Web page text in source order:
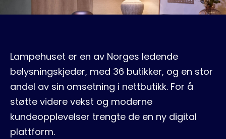
Lampehuset er en av Norges ledende
belysningskjeder, med 36 butikker, og en stor
andel av sin omsetning i nettbutikk. For å
støtte videre vekst og moderne
kundeopplevelser trengte de en ny digital
plattform.